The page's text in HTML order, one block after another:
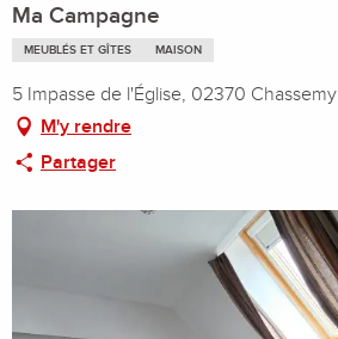
Ma Campagne
MEUBLÉS ET GÎTES MAISON
5 Impasse de l'Église, 02370 Chassemy
M'y rendre
Partager